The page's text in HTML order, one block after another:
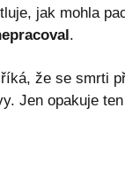
jak mohla
.
že se smrti
Jen opakuje